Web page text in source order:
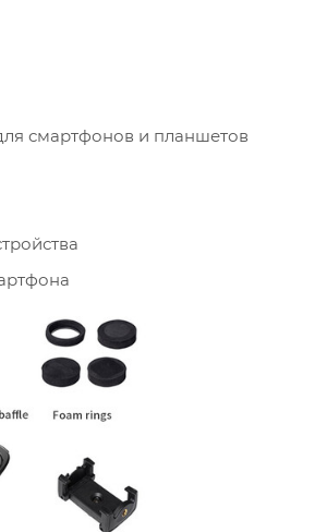
смартфонов и планшетов